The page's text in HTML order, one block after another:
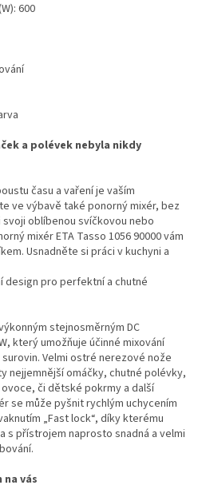
600
a polévek nebyla nikdy
času a vaření je vaším
ve výbavě také ponorný mixér, bez
oblíbenou svíčkovou nebo
mixér ETA Tasso 1056 90000 vám
Usnadněte si práci v kuchyni a
design pro perfektní a chutné
stejnosměrným DC
který umožňuje účinné mixování
Velmi ostré nerezové nože
nejjemnější omáčky, chutné polévky,
či dětské pokrmy a další
se může pyšnit rychlým uchycením
„Fast lock“, díky kterému
s přístrojem naprosto snadná a velmi
vás